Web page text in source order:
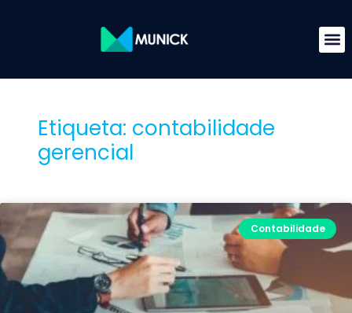
Etiqueta: contabilidade
gerencial
Contabilidade